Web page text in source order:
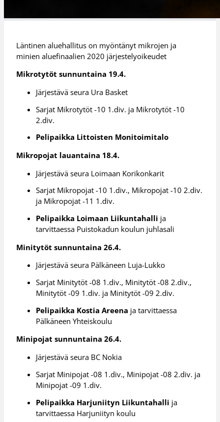
Läntinen aluehallitus on myöntänyt mikrojen ja
minien aluefinaalien 2020 järjestelyoikeudet
Mikrotytöt sunnuntaina 19.4.
Järjestävä seura Ura Basket
Sarjat Mikrotytöt -10 1.div. ja Mikrotytöt -10
2.div.
Pelipaikka Littoisten Monitoimitalo
Mikropojat lauantaina 18.4.
Järjestävä seura Loimaan Korikonkarit
Sarjat Mikropojat -10 1.div., Mikropojat -10 2.div.
ja Mikropojat -11 1.div.
Pelipaikka Loimaan Liikuntahalli ja
tarvittaessa Puistokadun koulun juhlasali
Minitytöt sunnuntaina 26.4.
Järjestävä seura Pälkäneen Luja-Lukko
Sarjat Minitytöt -08 1.div., Minitytöt -08 2.div.,
Minitytöt -09 1.div. ja Minitytöt -09 2.div.
Pelipaikka Kostia Areena ja tarvittaessa
Pälkäneen Yhteiskoulu
Minipojat sunnuntaina 26.4.
Järjestävä seura BC Nokia
Sarjat Minipojat -08 1.div., Minipojat -08 2.div. ja
Minipojat -09 1.div.
Pelipaikka Harjuniityn Liikuntahalli ja
tarvittaessa Harjuniityn koulu